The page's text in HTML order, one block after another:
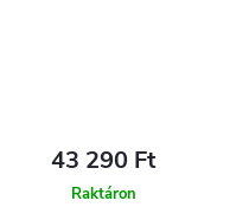
43 290 Ft
Raktáron